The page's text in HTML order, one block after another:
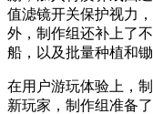
值滤镜开关保护视力
外，制作组还补上了
船，以及批量种植和锄
在用户游玩体验上，
新玩家，制作组准备